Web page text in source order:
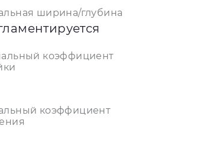
ширина/глубина
коэффициент
коэффициент